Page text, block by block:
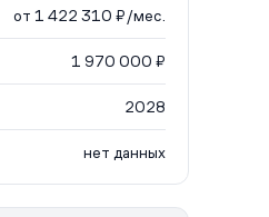
от 1 422 310 ₽/мес.
1 970 000 ₽
2028
нет данных